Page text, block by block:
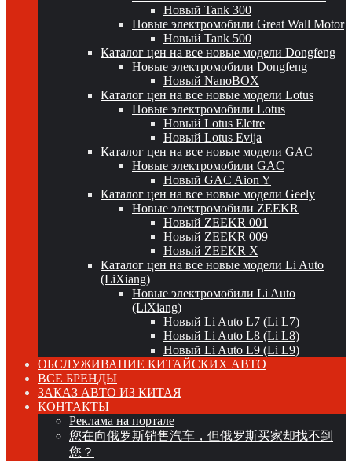
Новый Tank 300
Новые электромобили Great Wall Motor
Новый Tank 500
Каталог цен на все новые модели Dongfeng
Новые электромобили Dongfeng
Новый NanoBOX
Каталог цен на все новые модели Lotus
Новые электромобили Lotus
Новый Lotus Eletre
Новый Lotus Evija
Каталог цен на все новые модели GAC
Новые электромобили GAC
Новый GAC Aion Y
Каталог цен на все новые модели Geely
Новые электромобили ZEEKR
Новый ZEEKR 001
Новый ZEEKR 009
Новый ZEEKR X
Каталог цен на все новые модели Li Auto
(LiXiang)
Новые электромобили Li Auto
(LiXiang)
Новый Li Auto L7 (Li L7)
Новый Li Auto L8 (Li L8)
Новый Li Auto L9 (Li L9)
ОБСЛУЖИВАНИЕ КИТАЙСКИХ АВТО
ВСЕ БРЕНДЫ
ЗАКАЗ АВТО ИЗ КИТАЯ
КОНТАКТЫ
Реклама на портале
您在向俄罗斯销售汽车，但俄罗斯买家却找不到
您？